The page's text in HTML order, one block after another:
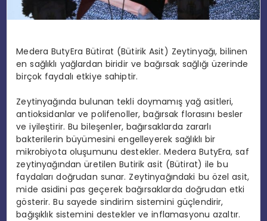
Medera ButyEra Bütirat (Bütirik Asit) Zeytinyağı, bilinen
en sağlıklı yağlardan biridir ve bağırsak sağlığı üzerinde
birçok faydalı etkiye sahiptir.
Zeytinyağında bulunan tekli doymamış yağ asitleri,
antioksidanlar ve polifenoller, bağırsak florasını besler
ve iyileştirir. Bu bileşenler, bağırsaklarda zararlı
bakterilerin büyümesini engelleyerek sağlıklı bir
mikrobiyota oluşumunu destekler. Medera ButyEra, saf
zeytinyağından üretilen Butirik asit (Bütirat) ile bu
faydaları doğrudan sunar. Zeytinyağındaki bu özel asit,
mide asidini pas geçerek bağırsaklarda doğrudan etki
gösterir. Bu sayede sindirim sistemini güçlendirir,
bağışıklık sistemini destekler ve inflamasyonu azaltır.